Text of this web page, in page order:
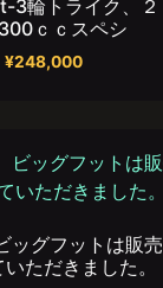
3輪トライク、２
ｃｃスペシ
¥248,000
ッグフットは販
ただきました。